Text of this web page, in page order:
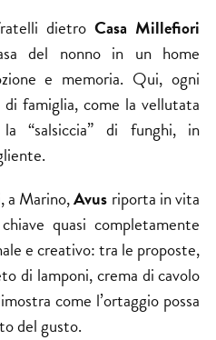
dietroCasa Millefiori
del nonno in un home
e memoria. Qui, ogni
famiglia, come la vellutata
“salsiccia” di funghi, in
a Marino,Avus riporta in vita
quasi completamente
e creativo: tra le proposte,
di lamponi, crema di cavolo
come l’ortaggio possa
del gusto.